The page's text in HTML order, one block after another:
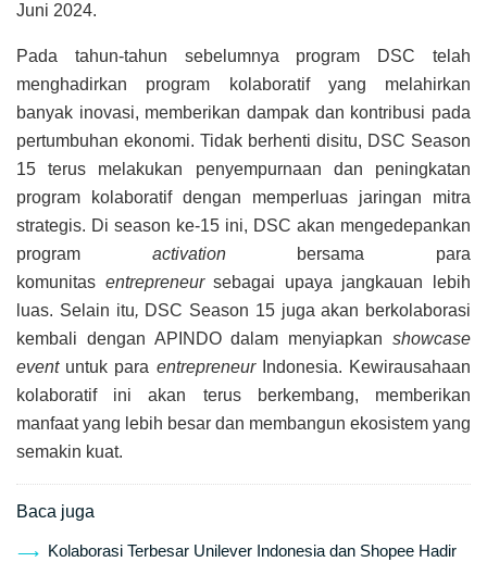
Juni 2024.
Pada tahun-tahun sebelumnya program DSC telah
menghadirkan program kolaboratif yang melahirkan
banyak inovasi, memberikan dampak dan kontribusi pada
pertumbuhan ekonomi. Tidak berhenti disitu, DSC Season
15 terus melakukan penyempurnaan dan peningkatan
program kolaboratif dengan memperluas jaringan mitra
strategis. Di season ke-15 ini, DSC akan mengedepankan
program activationbersama para
komunitas entrepreneursebagai upaya jangkauan lebih
luas. Selain itu, DSC Season 15 juga akan berkolaborasi
kembali dengan APINDO dalam menyiapkan showcase
event untuk para entrepreneurIndonesia. Kewirausahaan
kolaboratif ini akan terus berkembang, memberikan
manfaat yang lebih besar dan membangun ekosistem yang
semakin kuat.
Baca juga
Kolaborasi Terbesar Unilever Indonesia dan Shopee Hadir